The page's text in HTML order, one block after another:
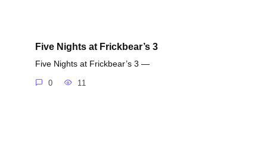
Five Nights at Frickbear’s 3
Five Nights at Frickbear’s 3 —
0 11